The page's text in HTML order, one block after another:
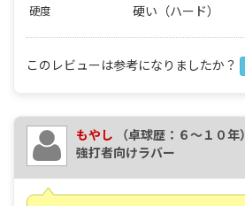
硬度 硬い（ハード）
このレビューは参考になりましたか？
もやし
（卓球歴：６～１０年）
強打者向けラバー